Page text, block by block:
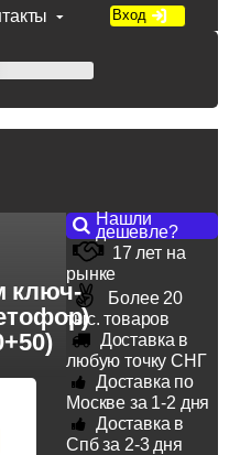
Вход
ключ-
Нашли
дешевле?
17 лет на
рынке
Более 20
тыс. товаров
Доставка в
любую точку СНГ
Доставка по
Москве за 1-2 дня
Доставка в
Спб за 2-3 дня